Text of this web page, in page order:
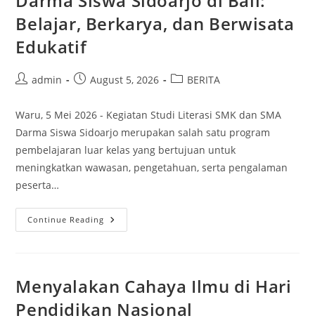
Awal
Perjalanan
Masa
Belajar, Berkarya, dan Berwisata
Edukatif
Postadmin
PostAugust 5, 2026
PostBERITA
Waru, 5 Mei 2026 - Kegiatan Studi Literasi SMK dan SMA
Darma Siswa Sidoarjo merupakan salah satu program
pembelajaran luar kelas yang bertujuan untuk
meningkatkan wawasan, pengetahuan, serta pengalaman
peserta…
Continue Reading Studi
Literasi
Siswa
Sidoarjo
Bali:
Belajar,
Menyalakan Cahaya Ilmu di Hari
Pendidikan Nasional